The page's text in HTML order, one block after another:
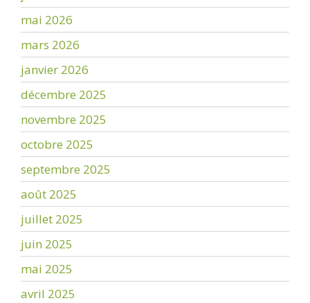
mai 2026
mars 2026
janvier 2026
décembre 2025
novembre 2025
octobre 2025
septembre 2025
août 2025
juillet 2025
juin 2025
mai 2025
avril 2025